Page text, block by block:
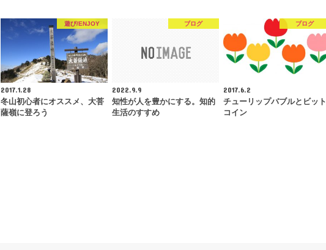
遊び/ENJOY
2017.1.28
冬山初心者にオススメ、大菩
薩嶺に登ろう
ブログ
2022.9.9
知性が人を豊かにする。知的
生活のすすめ
ブログ
2017.6.2
チューリップバブルとビット
コイン